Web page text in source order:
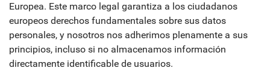
Europea. Este marco legal garantiza a los ciudadanos
europeos derechos fundamentales sobre sus datos
personales, y nosotros nos adherimos plenamente a sus
principios, incluso si no almacenamos información
directamente identificable de usuarios.